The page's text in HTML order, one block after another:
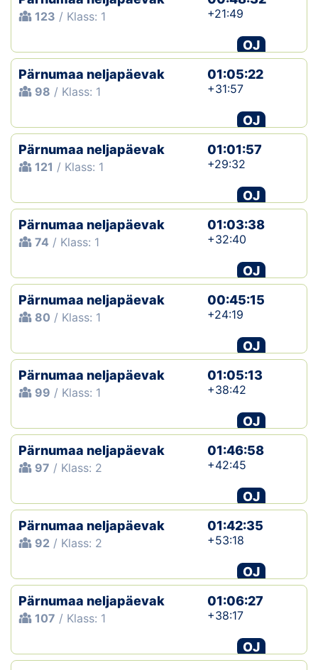
123 / Klass: 1 +21:49
OJ
Pärnumaa neljapäevak
98 / Klass: 1
01:05:22
+31:57
OJ
Pärnumaa neljapäevak
121 / Klass: 1
01:01:57
+29:32
OJ
Pärnumaa neljapäevak
74 / Klass: 1
01:03:38
+32:40
OJ
Pärnumaa neljapäevak
80 / Klass: 1
00:45:15
+24:19
OJ
Pärnumaa neljapäevak
99 / Klass: 1
01:05:13
+38:42
OJ
Pärnumaa neljapäevak
97 / Klass: 2
01:46:58
+42:45
OJ
Pärnumaa neljapäevak
92 / Klass: 2
01:42:35
+53:18
OJ
Pärnumaa neljapäevak
107 / Klass: 1
01:06:27
+38:17
OJ